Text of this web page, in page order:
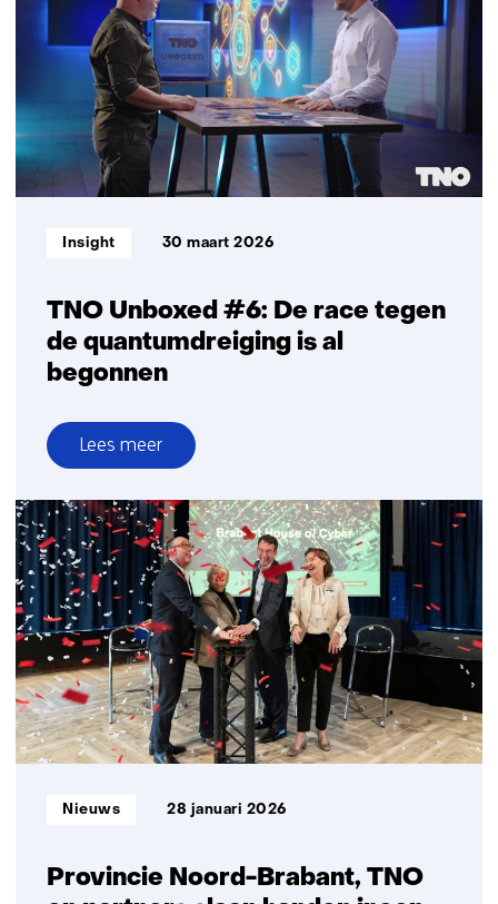
meer
te
delen
TNO Unboxed #6: De race tegen
de quantumdreiging is al
begonnen
Informatietype:
Insight 30 maart 2026
Lees meer
over
TNO
Unboxed
#6:
De
race
tegen
de
quantumdreiging
is
al
begonnen
Provincie Noord-Brabant, TNO
Informatietype:
Nieuws 28 januari 2026